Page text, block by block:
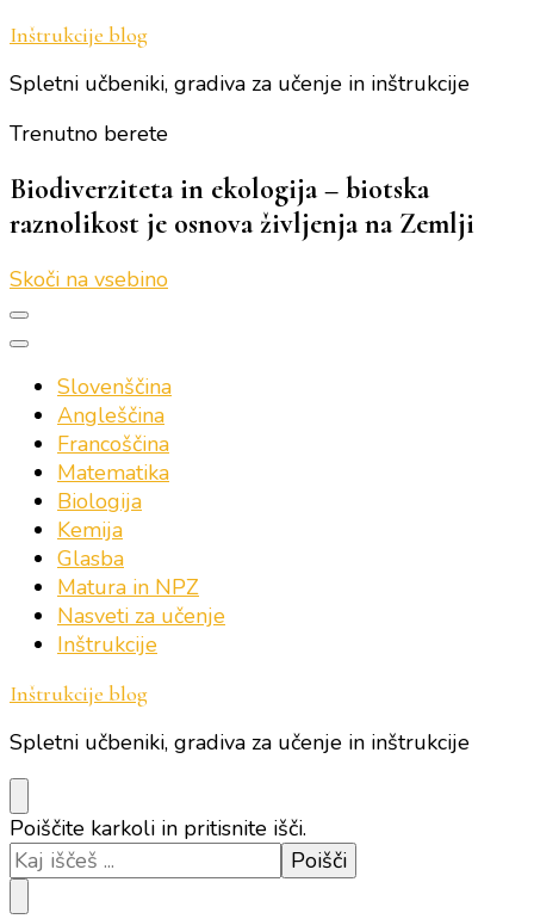
Inštrukcije blog
Spletni učbeniki, gradiva za učenje in inštrukcije
Trenutno berete
Biodiverziteta in ekologija – biotska
raznolikost je osnova življenja na Zemlji
Skoči na vsebino
Slovenščina
Angleščina
Francoščina
Matematika
Biologija
Kemija
Glasba
Matura in NPZ
Nasveti za učenje
Inštrukcije
Inštrukcije blog
Spletni učbeniki, gradiva za učenje in inštrukcije
Iščeš
kaj?
Poiščite karkoli in pritisnite išči.